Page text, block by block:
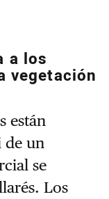
a los
vegetación
están
de un
se
Los